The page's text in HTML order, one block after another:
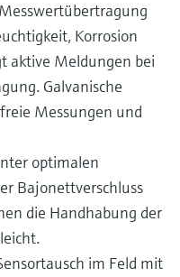
Korrosion
aktive Meldungen bei
Galvanische
Messungen und
optimalen
Bajonettverschluss
die Handhabung der
im Feld mit